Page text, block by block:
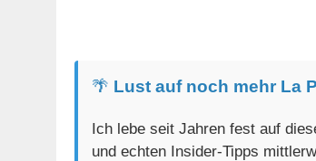
🌴 Lust auf noch mehr La
Ich lebe seit Jahren fest auf
und echten Insider-Tipps